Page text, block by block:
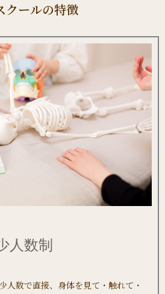
クールの特徴
人数制
人数で直接、身体を見て・触れて・